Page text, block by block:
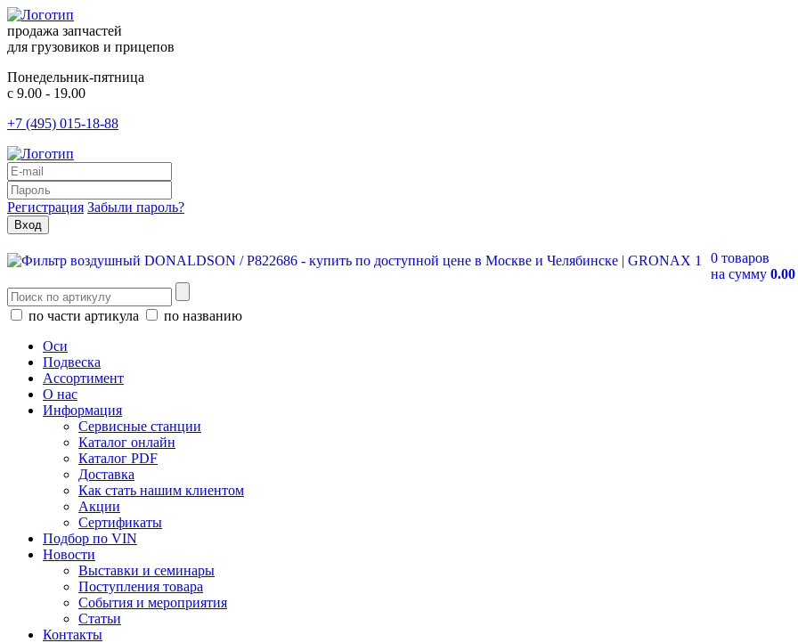
продажа запчастей
для грузовиков и прицепов
Понедельник-пятница
с 9.00 - 19.00
+7 (495) 015-18-88
Регистрация Забыли пароль?
0 товаров
на сумму
по части артикула
по названию
Оси
Подвеска
Ассортимент
О нас
Информация
Сервисные станции
Каталог онлайн
Каталог PDF
Доставка
Как стать нашим клиентом
Акции
Сертификаты
Подбор по VIN
Новости
Выставки и семинары
Поступления товара
События и мероприятия
Статьи
Контакты